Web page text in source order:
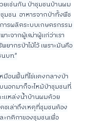
เช่นกัน ป่าชุมชนบ้านผม
มชน  อาหารจากป่าทั้งพืช
ารผลิตระบบเกษตรกรรม
าะจากผู้เฒ่าผู้แก่ว่าเรา
ากรป่าไม้ไว้ เพราะมันคือ
นบท”
มือนพื้นที่ไข่แดงกลางป่า
นอกมาก็จะไหม้ป่าชุมชนที่
ะแหล่งน้ำบ้านผมด้วย
เล่าถึงเหตุที่ชุมชนต้อง
ะกติกาของชุมชนเพื่อ